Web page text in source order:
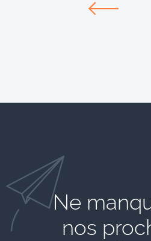
Ne
nos